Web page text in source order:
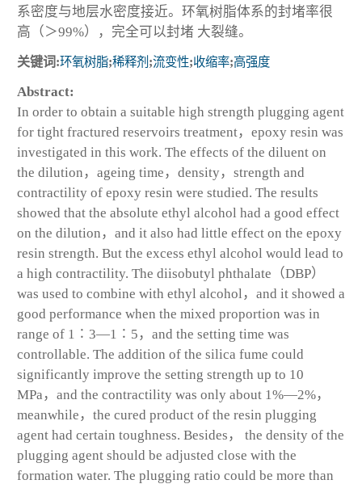
系密度与地层水密度接近。环氧树脂体系的封堵率很
高（＞99%），完全可以封堵 大裂缝。
关键词:环氧树脂;稀释剂 ;流变性;收缩率;高强度
Abstract:
In order to obtain a suitable high strength plugging agent
for tight fractured reservoirs treatment，epoxy resin was
investigated in this work. The effects of the diluent on
the dilution，ageing time，density，strength and
contractility of epoxy resin were studied. The results
showed that the absolute ethyl alcohol had a good effect
on the dilution，and it also had little effect on the epoxy
resin strength. But the excess ethyl alcohol would lead to
a high contractility. The diisobutyl phthalate（DBP）
was used to combine with ethyl alcohol，and it showed a
good performance when the mixed proportion was in
range of 1∶3—1∶5，and the setting time was
controllable. The addition of the silica fume could
significantly improve the setting strength up to 10
MPa，and the contractility was only about 1%—2%，
meanwhile，the cured product of the resin plugging
agent had certain toughness. Besides， the density of the
plugging agent should be adjusted close with the
formation water. The plugging ratio could be more than